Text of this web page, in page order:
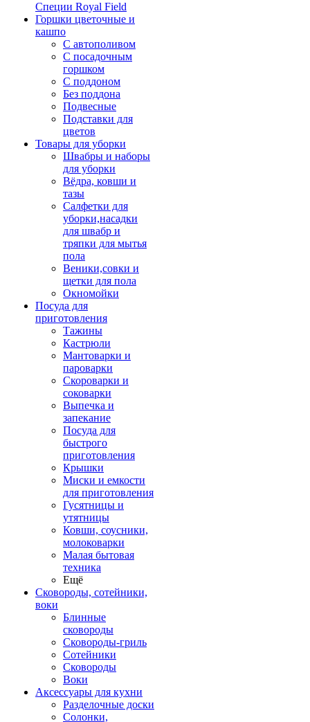
Специи Royal Field
Горшки цветочные и
кашпо
С автополивом
С посадочным
горшком
С поддоном
Без поддона
Подвесные
Подставки для
цветов
Товары для уборки
Швабры и наборы
для уборки
Вёдра, ковши и
тазы
Салфетки для
уборки,насадки
для швабр и
тряпки для мытья
пола
Веники,совки и
щетки для пола
Окномойки
Посуда для
приготовления
Тажины
Кастрюли
Мантоварки и
пароварки
Скороварки и
соковарки
Выпечка и
запекание
Посуда для
быстрого
приготовления
Крышки
Миски и емкости
для приготовления
Гусятницы и
утятницы
Ковши, соусники,
молоковарки
Малая бытовая
техника
Ещё
Сковороды, сотейники,
воки
Блинные
сковороды
Сковороды-гриль
Сотейники
Сковороды
Воки
Аксессуары для кухни
Разделочные доски
Солонки,